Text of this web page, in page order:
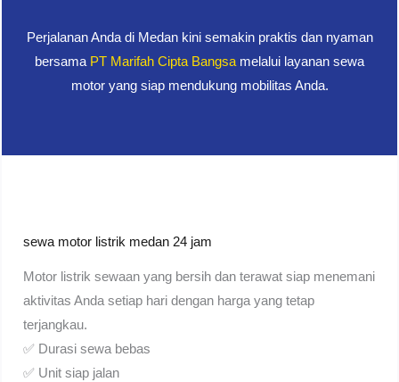
Perjalanan Anda di Medan kini semakin praktis dan nyaman
bersama PT Marifah Cipta Bangsa melalui layanan sewa
motor yang siap mendukung mobilitas Anda.
sewa motor listrik medan 24 jam
Motor listrik sewaan yang bersih dan terawat siap menemani
aktivitas Anda setiap hari dengan harga yang tetap
terjangkau.
✅ Durasi sewa bebas
✅ Unit siap jalan